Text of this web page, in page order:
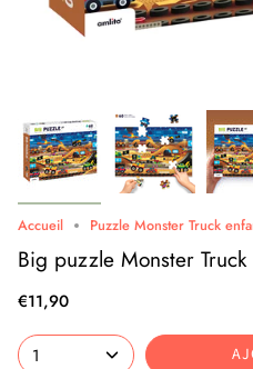
Accueil Puzzle Monster Truck
Big puzzle Monster Truck
€11,90
1